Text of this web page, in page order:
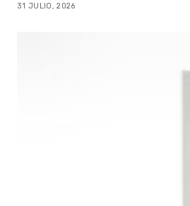
31 JULIO, 2026